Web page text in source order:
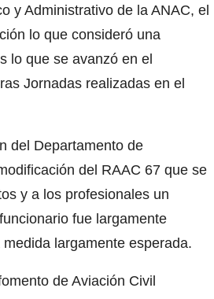
y Administrativo de la ANAC, el
lo que consideró una
lo que se avanzó en el
Jornadas realizadas en el
del Departamento de
del RAAC 67 que se
y a los profesionales un
fue largamente
largamente esperada.
de Aviación Civil